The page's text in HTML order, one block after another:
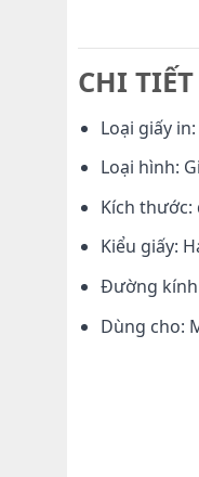
CHI
Loại giấy
Loại hình:
Kích thước:
Kiểu giấy:
Đường
Dùng cho: